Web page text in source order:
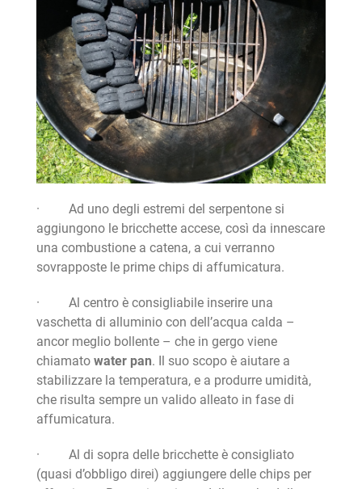
· Ad uno degli estremi del serpentone si
aggiungono le bricchette accese, così da innescare
una combustione a catena, a cui verranno
sovrapposte le prime chips di affumicatura.
· Al centro è consigliabile inserire una
vaschetta di alluminio con dell’acqua calda –
ancor meglio bollente – che in gergo viene
chiamato water pan. Il suo scopo è aiutare a
stabilizzare la temperatura, e a produrre umidità,
che risulta sempre un valido alleato in fase di
affumicatura.
· Al di sopra delle bricchette è consigliato
(quasi d’obbligo direi) aggiungere delle chips per